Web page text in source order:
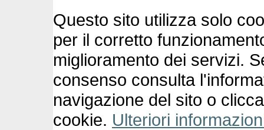
Questo sito utilizza solo
per il corretto
miglioramento dei servizi.
consenso consulta
navigazione del sito o
cookie. Ulteriori